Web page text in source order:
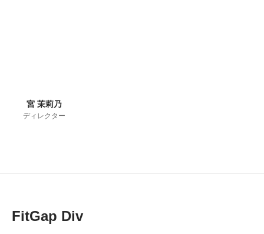
宮 茉莉乃
ディレクター
FitGap Div